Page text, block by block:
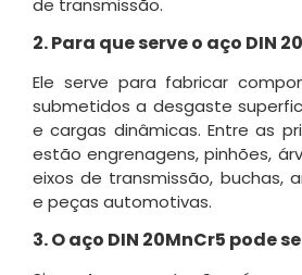
2. Para que serve o aço DIN
Ele serve para fabricar
submetidos a desgaste
e cargas dinâmicas. Entre as
estão engrenagens, pinhões,
eixos de transmissão, buchas,
e peças automotivas.
3. O aço DIN 20MnCr5 pode